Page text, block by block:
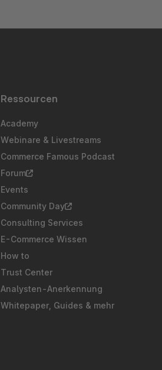
Ressourcen
Academy
Webinare & Livestreams
Commerce Famous Podcast
Forum
Events
Community Day
Consulting Services
E-Commerce Wissen
How to
Trust Center
Analysten-Anerkennung
Whitepaper, Guides & mehr